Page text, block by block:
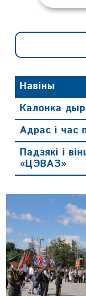
Навіны
Калонка
Адрас і час
Падзякі і
«ЦЭВАЗ»